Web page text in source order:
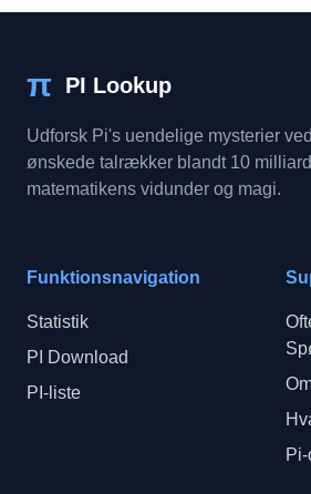
π PI Lookup
Udforsk Pi's uendelige mysterier
ønskede talrækker blandt 10
matematikens vidunder og magi.
Funktionsnavigation
Statistik
PI Download
PI-liste